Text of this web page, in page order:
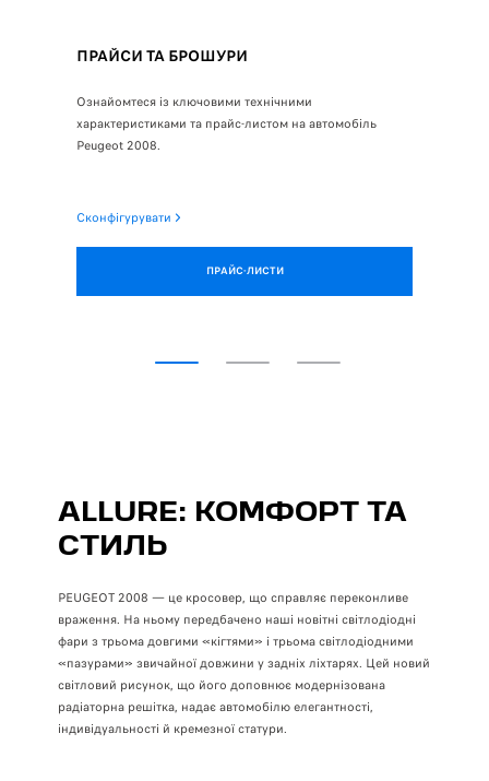
ПРАЙСИ ТА БРОШУРИ
Ознайомтеся із ключовими технічними
характеристиками та прайс-листом на автомобіль
Peugeot 2008.
Сконфігурувати
ПРАЙС-ЛИСТИ
ALLURE: КОМФОРТ ТА
СТИЛЬ
PEUGEOT 2008 — це кросовер, що справляє переконливе
враження. На ньому передбачено наші новітні світлодіодні
фари з трьома довгими «кігтями» і трьома світлодіодними
«пазурами» звичайної довжини у задніх ліхтарях. Цей новий
світловий рисунок, що його доповнює модернізована
радіаторна решітка, надає автомобілю елегантності,
індивідуальності й кремезної статури.